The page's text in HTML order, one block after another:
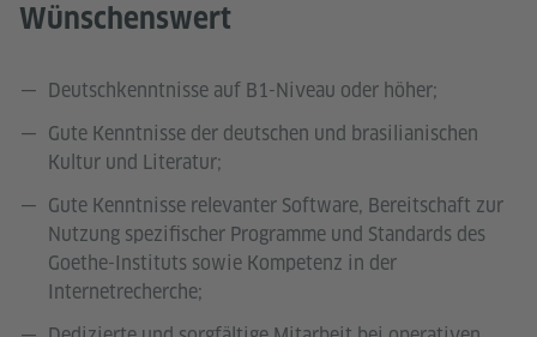
Wünschenswert
Deutschkenntnisse auf B1-Niveau oder höher;
Gute Kenntnisse der deutschen und brasilianischen
Kultur und Literatur;
Gute Kenntnisse relevanter Software, Bereitschaft zur
Nutzung spezifischer Programme und Standards des
Goethe-Instituts sowie Kompetenz in der
Internetrecherche;